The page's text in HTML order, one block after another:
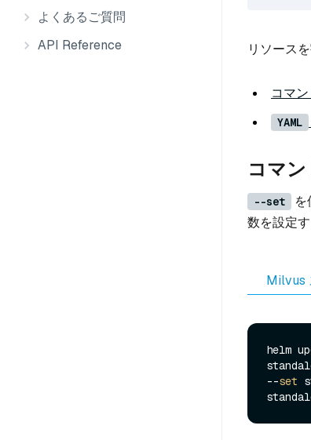
よくあるご質問
API Reference
リソース
コマ
YAML
コマ
--set
数を設定
Milvus
helm
--set